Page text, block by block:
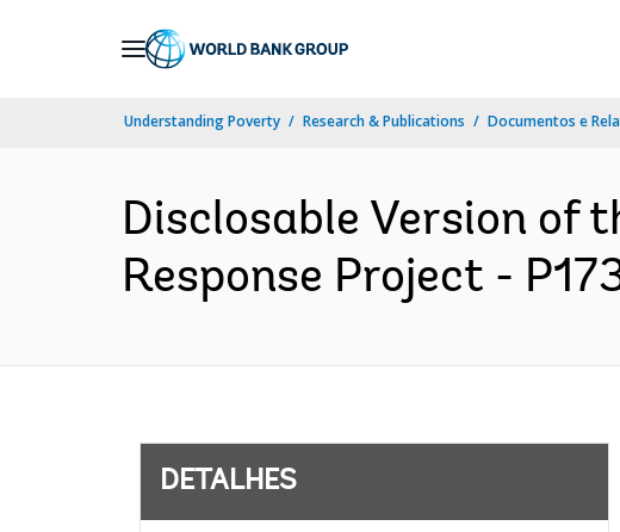
Understanding Poverty Research & Publications Documentos e
Disclosable Version of
Response Project -
DETALHES